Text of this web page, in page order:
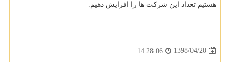
هستیم تعداد این شركت ها را افزایش دهیم.
1398/04/20
14:28:06